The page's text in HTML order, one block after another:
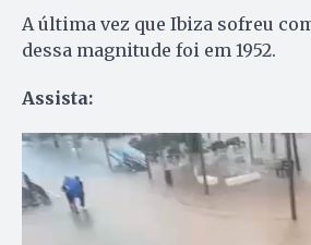
A última vez que Ibiza sofreu
dessa magnitude foi em 1952.
Assista: